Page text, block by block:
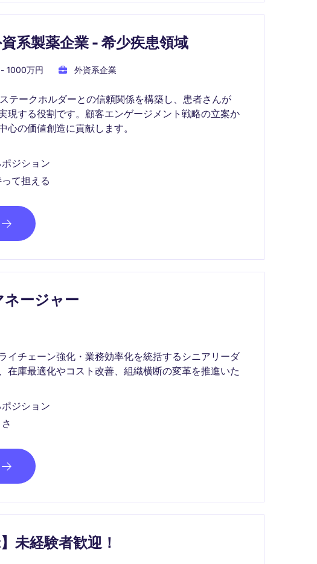
系製薬企業 - 希少疾患領域
1000万円 外資系企業
テークホルダーとの信頼関係を構築し、患者さんが
現する役割です。顧客エンゲージメント戦略の立案か
の価値創造に貢献します。
ジション
て担える
ージャー
イチェーン強化・業務効率化を統括するシニアリーダ
在庫最適化やコスト改善、組織横断の変革を推進いた
ジション
未経験者歓迎！